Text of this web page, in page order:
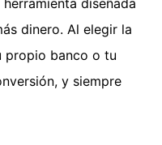
dinero. Al elegir la
propio banco o tu
y siempre